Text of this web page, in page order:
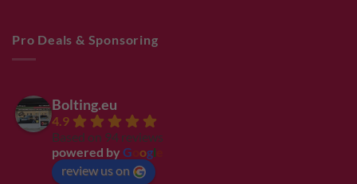
Pro Deals & Sponsoring
Bolting.eu
4.9
Based on 94 reviews
powered by G ogl
review us on